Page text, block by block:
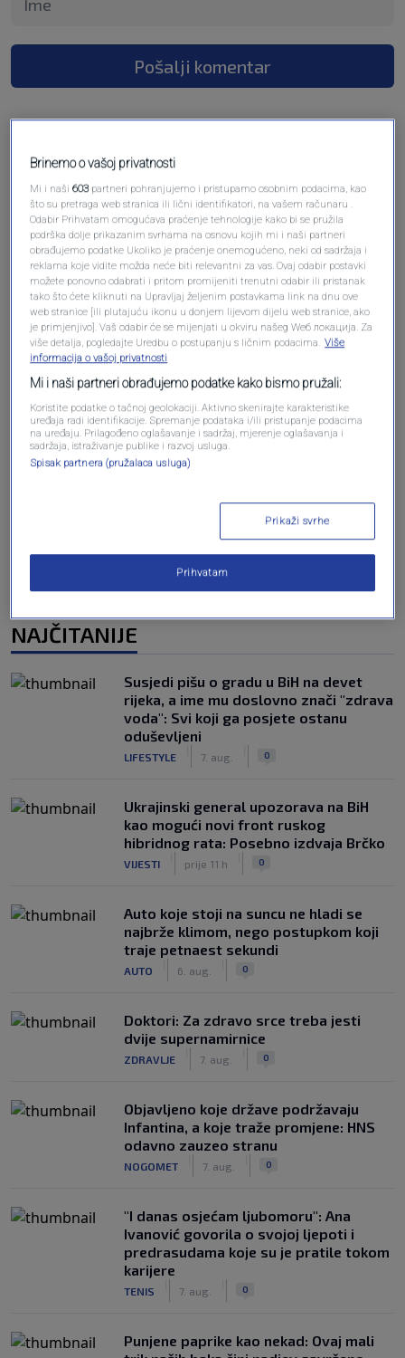
Pošalji komentar
Oglas
NAJČITANIJE
Susjedi pišu o gradu u BiH na devet
rijeka, a ime mu doslovno znači "zdrava
voda": Svi koji ga posjete ostanu
oduševljeni
LIFESTYLE 7. aug. 0
Ukrajinski general upozorava na BiH
kao mogući novi front ruskog
hibridnog rata: Posebno izdvaja Brčko
VIJESTI prije 11 h 0
Auto koje stoji na suncu ne hladi se
najbrže klimom, nego postupkom koji
traje petnaest sekundi
AUTO 6. aug. 0
Doktori: Za zdravo srce treba jesti
dvije supernamirnice
ZDRAVLJE 7. aug. 0
Objavljeno koje države podržavaju
Infantina, a koje traže promjene: HNS
odavno zauzeo stranu
NOGOMET 7. aug. 0
"I danas osjećam ljubomoru": Ana
Ivanović govorila o svojoj ljepoti i
predrasudama koje su je pratile tokom
karijere
TENIS 7. aug. 0
Punjene paprike kao nekad: Ovaj mali
Brinemo o vašoj privatnosti
Mi i naši603 partneri pohranjujemo i pristupamo osobnim podacima, kao
što su pretraga web stranica ili lični identifikatori, na vašem računaru .
Odabir Prihvatam omogućava praćenje tehnologije kako bi se pružila
podrška dolje prikazanim svrhama na osnovu kojih mi i naši partneri
obrađujemo podatke Ukoliko je praćenje onemogućeno, neki od sadržaja i
reklama koje vidite možda neće biti relevantni za vas. Ovaj odabir postavki
možete ponovno odabrati i pritom promijeniti trenutni odabir ili pristanak
tako što ćete kliknuti na Upravljaj željenim postavkama link na dnu ove
web stranice [ili plutajuću ikonu u donjem lijevom dijelu web stranice, ako
je primjenjivo]. Vaš odabir će se mijenjati u okviru našeg Wеб локација. Za
više detalja, pogledajte Uredbu o postupanju s ličnim podacima. Više
informacija o vašoj privatnosti
Mi i naši partneri obrađujemo podatke kako bismo pružali:
Koristite podatke o tačnoj geolokaciji. Aktivno skenirajte karakteristike
uređaja radi identifikacije. Spremanje podataka i/ili pristupanje podacima
na uređaju. Prilagođeno oglašavanje i sadržaj, mjerenje oglašavanja i
sadržaja, istraživanje publike i razvoj usluga.
Spisak partnera (pružalaca usluga)
Prikaži svrhe
Prihvatam